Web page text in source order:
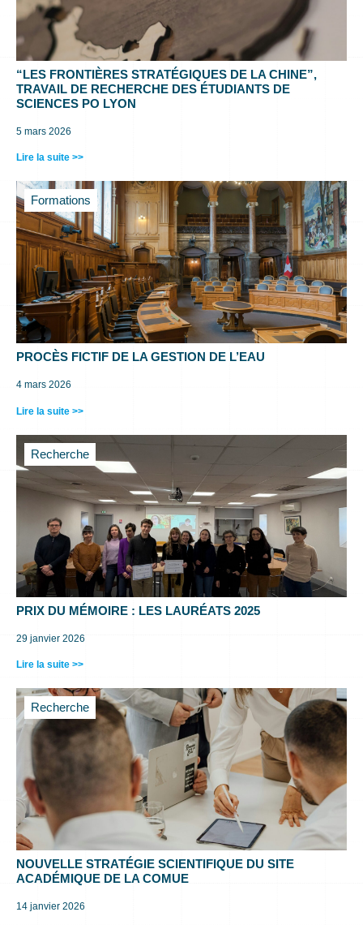
“LES FRONTIÈRES STRATÉGIQUES DE LA CHINE”,
TRAVAIL DE RECHERCHE DES ÉTUDIANTS DE
SCIENCES PO LYON
5 mars 2026
Lire la suite >>
Formations
PROCÈS FICTIF DE LA GESTION DE L’EAU
4 mars 2026
Lire la suite >>
Recherche
PRIX DU MÉMOIRE : LES LAURÉATS 2025
29 janvier 2026
Lire la suite >>
Recherche
NOUVELLE STRATÉGIE SCIENTIFIQUE DU SITE
ACADÉMIQUE DE LA COMUE
14 janvier 2026